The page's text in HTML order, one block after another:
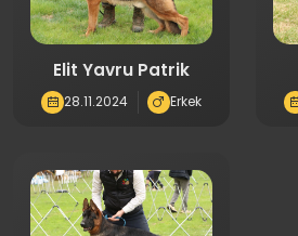
Elit Yavru Patrik
28.11.2024 Erkek